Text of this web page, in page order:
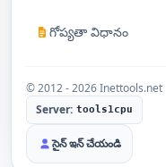
గోప్యతా విధానం
© 2012 - 2026 Inettools.net
Server: tools1cpu
సైన్ ఇన్ చేయండి